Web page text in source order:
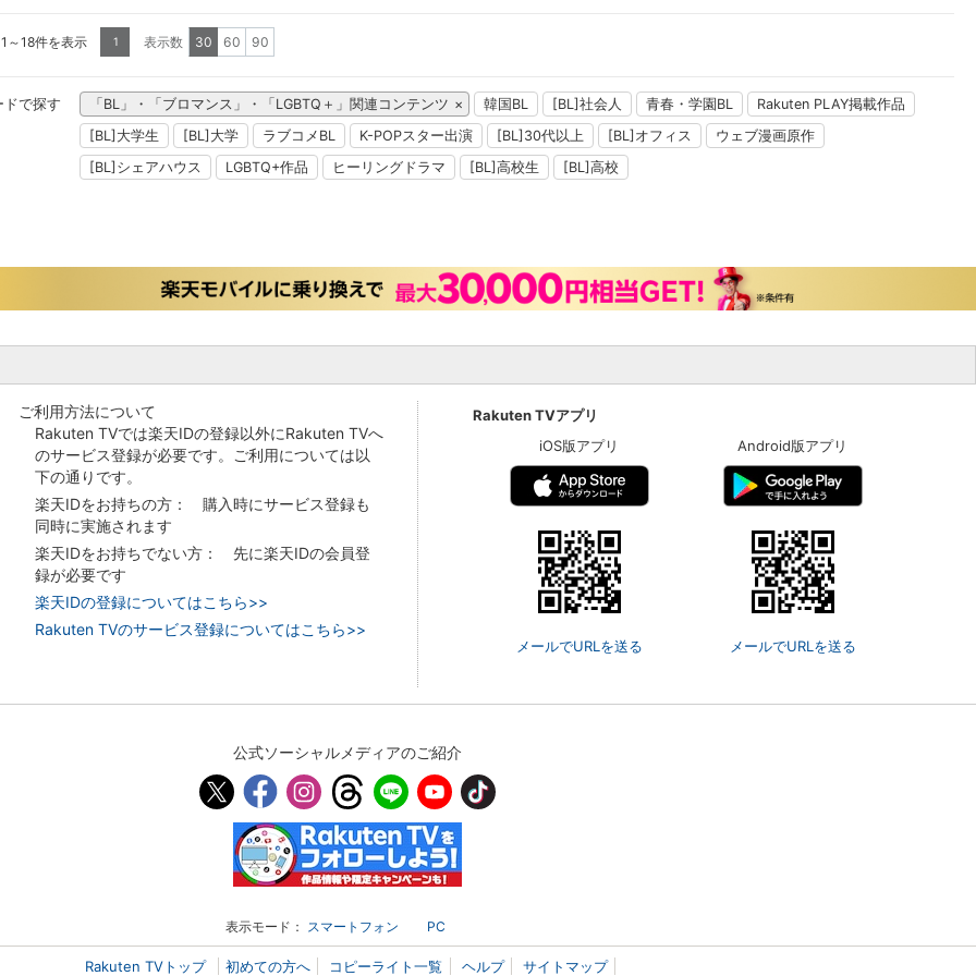
18件を表示 1 表示数 30 60 90
ドで探す 「BL」・「ブロマンス」・「LGBTQ＋」関連コンテンツ 韓国BL [BL]社会人 青春・学園BL
Rakuten PLAY掲載作品
[BL]大学生
[BL]大学 ラブコメBL K-POPスター出演 [BL]30代以上 [BL]オフィス
ウェブ漫画原作
[BL]シェアハウス
LGBTQ+作品 ヒーリングドラマ [BL]高校生 [BL]高校
ご利用方法について
Rakuten TVでは楽天IDの登録以外にRakuten TVへ
のサービス登録が必要です。ご利用については以
下の通りです。
楽天IDをお持ちの方： 購入時にサービス登録も
同時に実施されます
楽天IDをお持ちでない方： 先に楽天IDの会員登
録が必要です
楽天IDの登録についてはこちら>>
Rakuten TVのサービス登録についてはこちら>>
Rakuten TVアプリ
iOS版アプリ
メールでURLを送る
Android版アプリ
メールでURLを送る
公式ソーシャルメディアのご紹介
表示モード： スマートフォン PC
Rakuten TVトップ 初めての方へ コピーライト一覧 ヘルプ サイトマップ